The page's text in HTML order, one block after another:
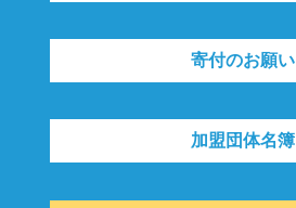
寄付のお願い
加盟団体名簿